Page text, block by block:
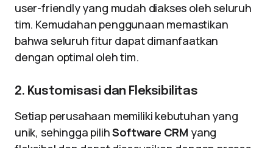
user-friendly yang mudah diakses oleh seluruh
tim. Kemudahan penggunaan memastikan
bahwa seluruh fitur dapat dimanfaatkan
dengan optimal oleh tim.
2. Kustomisasi dan Fleksibilitas
Setiap perusahaan memiliki kebutuhan yang
unik, sehingga pilihSoftware CRM yang